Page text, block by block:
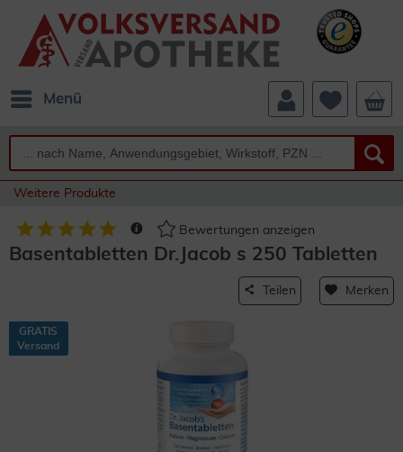
Menü
Weitere Produkte
Bewertungen anzeigen
Basentabletten Dr.Jacob s 250 Tabletten
Teilen Merken
GRATIS
Versand